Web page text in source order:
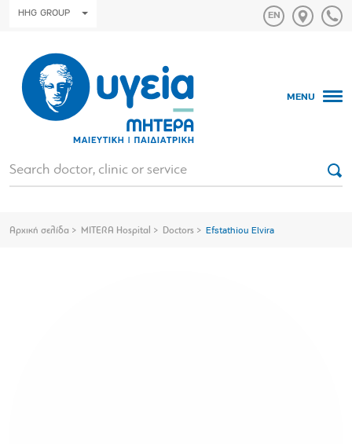
HHG GROUP
MENU
Αρχική σελίδα MITERA Hospital Doctors Efstathiou Elvira